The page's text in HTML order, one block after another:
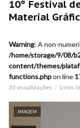
10º Festival
Material
Warning: A non-
/home/storage/9/08/
content/themes/
functions.phpon line
35 visualizações 1 min.
IMAGEM